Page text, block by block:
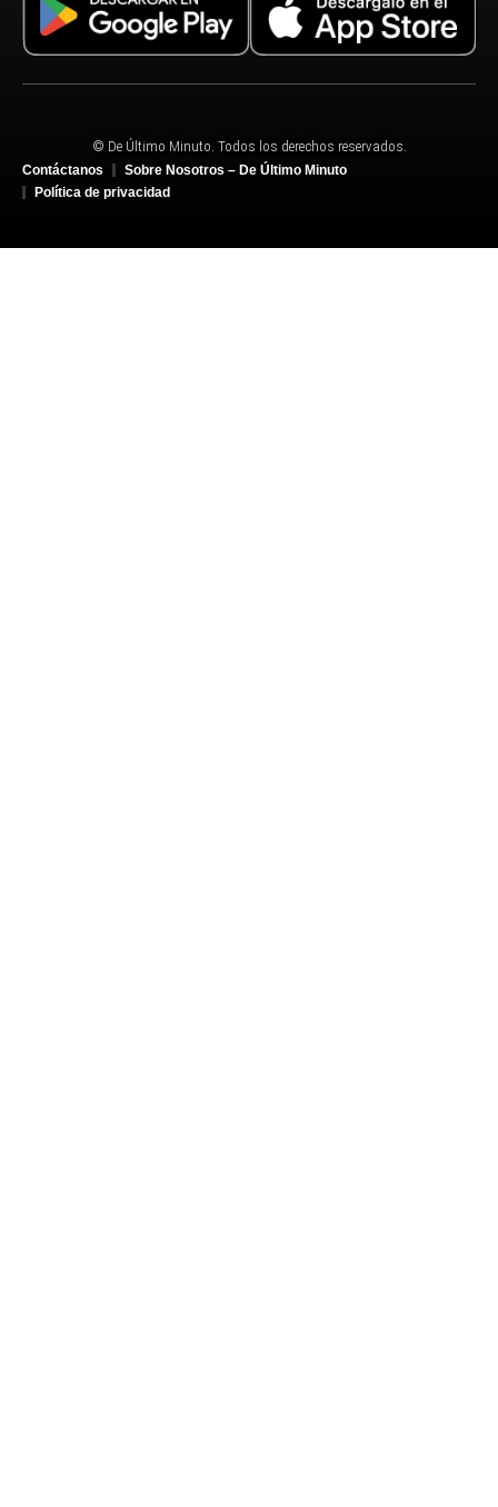
© De Último Minuto. Todos los derechos reservados.
Contáctanos
Sobre Nosotros – De Último Minuto
Política de privacidad